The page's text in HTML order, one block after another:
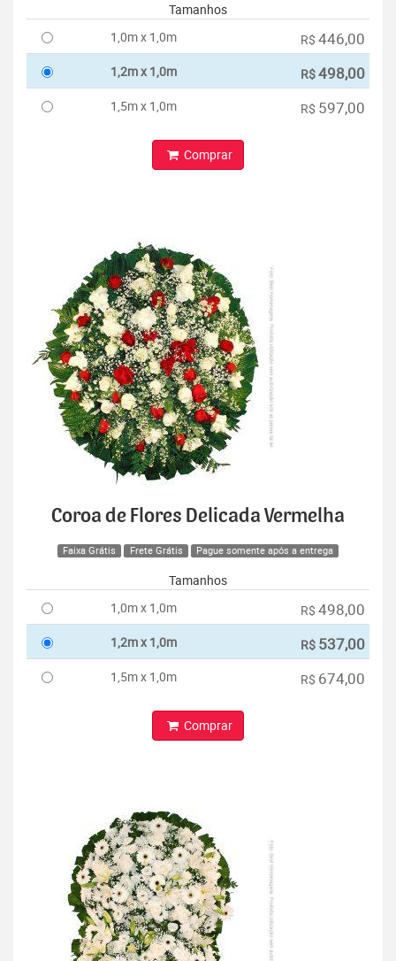
Tamanhos
1,0m x 1,0m
R$ 446,00
1,2m x 1,0m R$498,00
1,5m x 1,0m R$ 597,00
Comprar
Coroa de Flores Delicada Vermelha
Faixa Grátis Frete Grátis Pague somente após a entrega
Tamanhos
1,0m x 1,0m
R$ 498,00
1,2m x 1,0m R$ 537,00
1,5m x 1,0m R$ 674,00
Comprar